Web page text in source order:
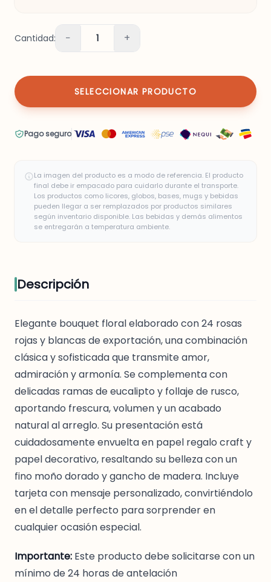
Cantidad: − 1 +
SELECCIONAR PRODUCTO
Pago seguro
La imagen del producto es a modo de referencia. El producto
final debe ir empacado para cuidarlo durante el transporte.
Los productos como licores, globos, bases, mugs y bebidas
pueden llegar a ser remplazados por productos similares
según inventario disponible. Las bebidas y demás alimentos
se entregarán a temperatura ambiente.
Descripción
Elegante bouquet floral elaborado con 24 rosas
rojas y blancas de exportación, una combinación
clásica y sofisticada que transmite amor,
admiración y armonía. Se complementa con
delicadas ramas de eucalipto y follaje de rusco,
aportando frescura, volumen y un acabado
natural al arreglo. Su presentación está
cuidadosamente envuelta en papel regalo craft y
papel decorativo, resaltando su belleza con un
fino moño dorado y gancho de madera. Incluye
tarjeta con mensaje personalizado, convirtiéndolo
en el detalle perfecto para sorprender en
cualquier ocasión especial.
Importante: Este producto debe solicitarse con un
mínimo de 24 horas de antelación